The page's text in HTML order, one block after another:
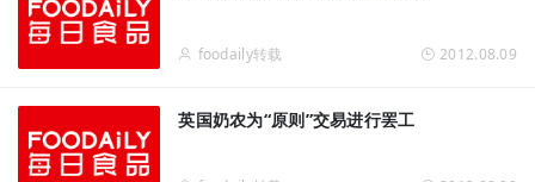
foodaily转载 2012.08.09
英国奶农为“原则”交易进行罢工